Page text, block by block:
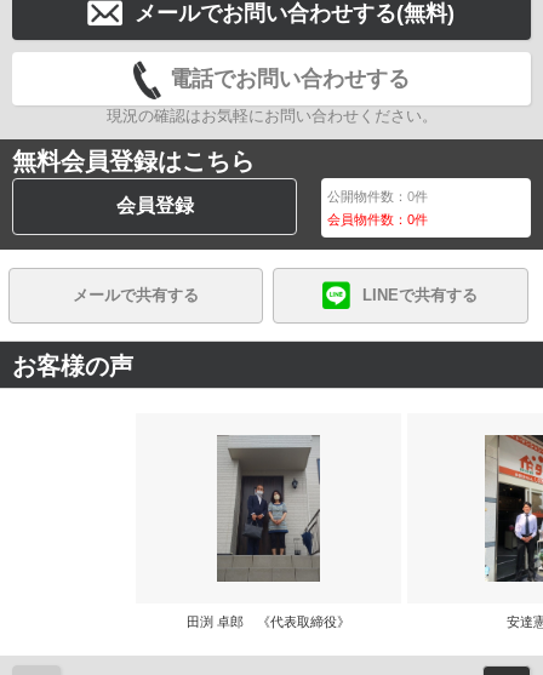
メールでお問い合わせする(無料)
電話でお問い合わせする
現況の確認はお気軽にお問い合わせください。
無料会員登録はこちら
会員登録 公開物件数：0件
会員物件数：0件
メールで共有する LINEで共有する
お客様の声
田渕 卓郎 《代表取締役》 安達